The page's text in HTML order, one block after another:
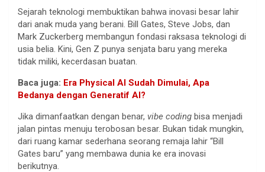
Sejarah teknologi membuktikan bahwa inovasi besar lahir
dari anak muda yang berani. Bill Gates, Steve Jobs, dan
Mark Zuckerberg membangun fondasi raksasa teknologi di
usia belia. Kini, Gen Z punya senjata baru yang mereka
tidak miliki, kecerdasan buatan.
Baca juga: Era Physical AI Sudah Dimulai, Apa
Bedanya dengan Generatif AI?
Jika dimanfaatkan dengan benar, vibe coding bisa menjadi
jalan pintas menuju terobosan besar. Bukan tidak mungkin,
dari ruang kamar sederhana seorang remaja lahir “Bill
Gates baru” yang membawa dunia ke era inovasi
berikutnya.